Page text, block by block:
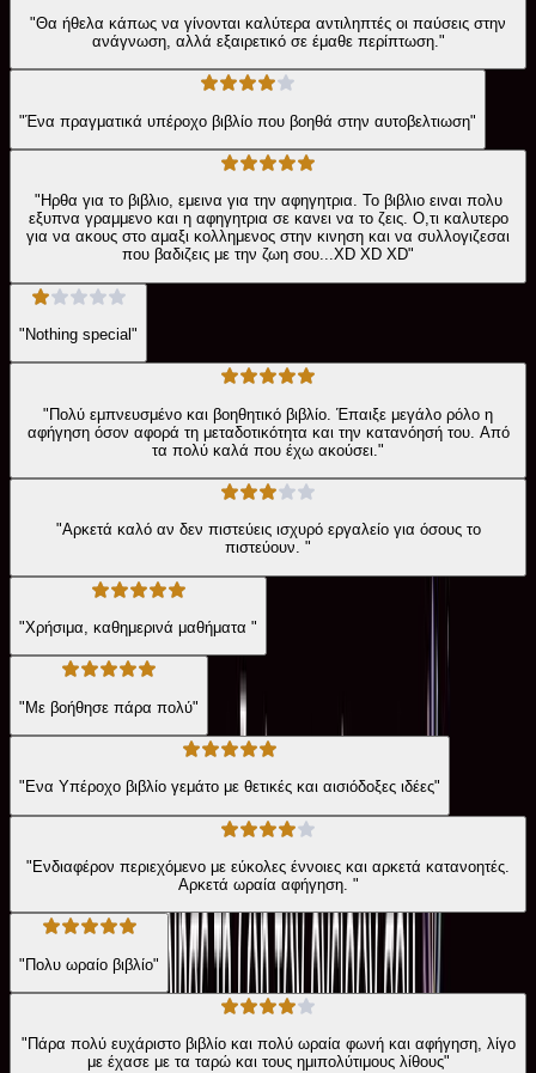
"Θα ήθελα κάπως να γίνονται καλύτερα αντιληπτές οι παύσεις στην
ανάγνωση, αλλά εξαιρετικό σε έμαθε περίπτωση."
"Ένα πραγματικά υπέροχο βιβλίο που βοηθά στην αυτοβελτιωση"
"Ηρθα για το βιβλιο, εμεινα για την αφηγητρια. Το βιβλιο ειναι πολυ
εξυπνα γραμμενο και η αφηγητρια σε κανει να το ζεις. Ο,τι καλυτερο
για να ακους στο αμαξι κολλημενος στην κινηση και να συλλογιζεσαι
που βαδιζεις με την ζωη σου...ΧD XD XD"
"Nothing special"
"Πολύ εμπνευσμένο και βοηθητικό βιβλίο. Έπαιξε μεγάλο ρόλο η
αφήγηση όσον αφορά τη μεταδοτικότητα και την κατανόησή του. Από
τα πολύ καλά που έχω ακούσει."
"Αρκετά καλό αν δεν πιστεύεις ισχυρό εργαλείο για όσους το
πιστεύουν. "
"Χρήσιμα, καθημερινά μαθήματα "
"Με βοήθησε πάρα πολύ"
"Ενα Υπέροχο βιβλίο γεμάτο με θετικές και αισιόδοξες ιδέες"
"Ενδιαφέρον περιεχόμενο με εύκολες έννοιες και αρκετά κατανοητές.
Αρκετά ωραία αφήγηση. "
"Πολυ ωραίο βιβλίο"
"Πάρα πολύ ευχάριστο βιβλίο και πολύ ωραία φωνή και αφήγηση, λίγο
με έχασε με τα ταρώ και τους ημιπολύτιμους λίθους"